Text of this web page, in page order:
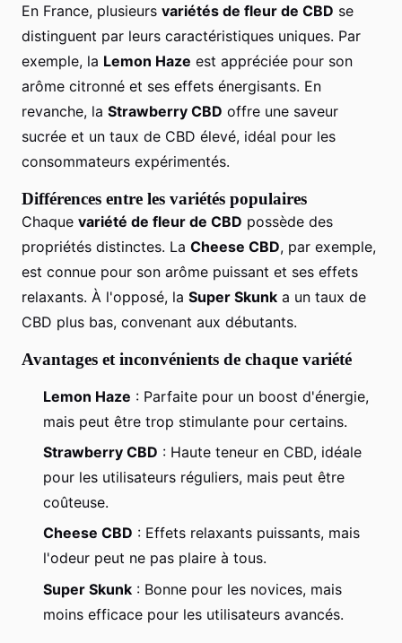
En France, plusieurs variétés de fleur de CBD se
distinguent par leurs caractéristiques uniques. Par
exemple, la Lemon Haze est appréciée pour son
arôme citronné et ses effets énergisants. En
revanche, la Strawberry CBD offre une saveur
sucrée et un taux de CBD élevé, idéal pour les
consommateurs expérimentés.
Différences entre les variétés populaires
Chaque variété de fleur de CBD possède des
propriétés distinctes. La Cheese CBD, par exemple,
est connue pour son arôme puissant et ses effets
relaxants. À l'opposé, la Super Skunk a un taux de
CBD plus bas, convenant aux débutants.
Avantages et inconvénients de chaque variété
Lemon Haze : Parfaite pour un boost d'énergie,
mais peut être trop stimulante pour certains.
Strawberry CBD : Haute teneur en CBD, idéale
pour les utilisateurs réguliers, mais peut être
coûteuse.
Cheese CBD : Effets relaxants puissants, mais
l'odeur peut ne pas plaire à tous.
Super Skunk : Bonne pour les novices, mais
moins efficace pour les utilisateurs avancés.